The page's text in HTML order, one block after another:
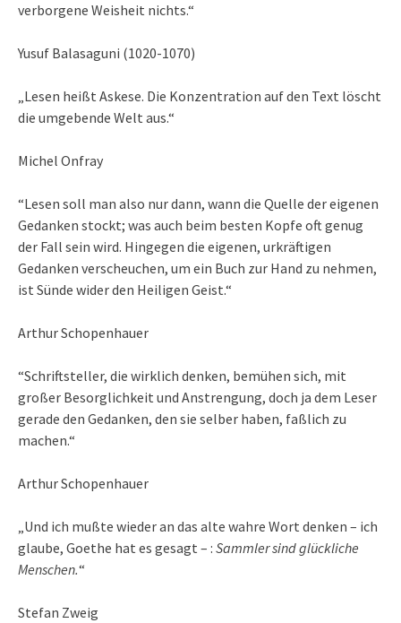
verborgene Weisheit nichts.“
Yusuf Balasaguni (1020-1070)
„Lesen heißt Askese. Die Konzentration auf den Text löscht
die umgebende Welt aus.“
Michel Onfray
“Lesen soll man also nur dann, wann die Quelle der eigenen
Gedanken stockt; was auch beim besten Kopfe oft genug
der Fall sein wird. Hingegen die eigenen, urkräftigen
Gedanken verscheuchen, um ein Buch zur Hand zu nehmen,
ist Sünde wider den Heiligen Geist.“
Arthur Schopenhauer
“Schriftsteller, die wirklich denken, bemühen sich, mit
großer Besorglichkeit und Anstrengung, doch ja dem Leser
gerade den Gedanken, den sie selber haben, faßlich zu
machen.“
Arthur Schopenhauer
„Und ich mußte wieder an das alte wahre Wort denken – ich
glaube, Goethe hat es gesagt – : Sammler sind glückliche
Menschen.“
Stefan Zweig